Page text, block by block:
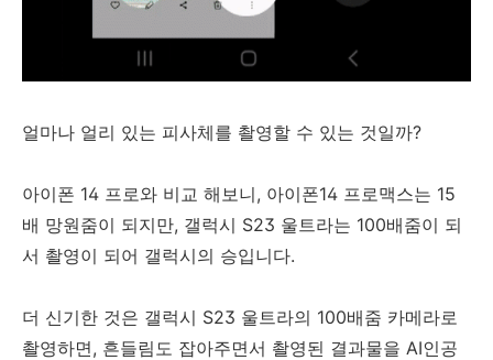
얼마나 얼리 있는 피사체를 촬영할 수 있는 것일까?
아이폰 14 프로와 비교 해보니, 아이폰14 프로맥스는 15
배 망원줌이 되지만, 갤럭시 S23 울트라는 100배줌이 되
서 촬영이 되어 갤럭시의 승입니다.
더 신기한 것은 갤럭시 S23 울트라의 100배줌 카메라로
촬영하면, 흔들림도 잡아주면서 촬영된 결과물을 AI인공